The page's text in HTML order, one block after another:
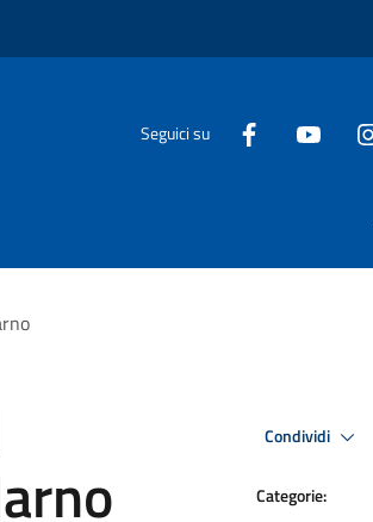
Seguici su
Condividi
Categorie: